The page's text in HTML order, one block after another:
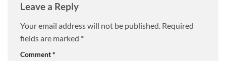
Leave a Reply
Your email address will not be published. Required
fields are marked *
Comment*